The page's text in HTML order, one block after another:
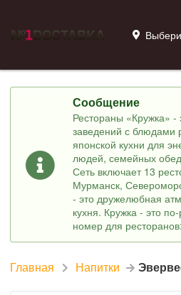
Сообщение
Рестораны «Кружка» -
заведений с блюдами
японской кухни для
людей, семейных
Сеть включает 13
Мурманск,
- это дружелюбная
кухня. Кружка - это
номер для
Главная Напитки